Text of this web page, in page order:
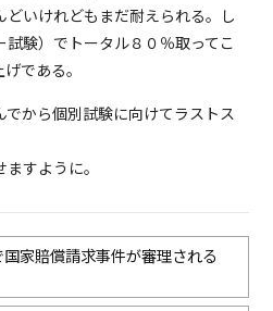
いけれどもまだ耐えられる。し
験）でトータル８０％取ってこ
である。
から個別試験に向けてラストス
すように。
家賠償請求事件が審理される